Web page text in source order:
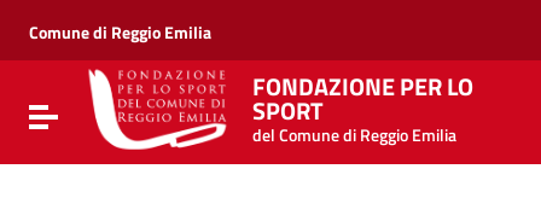
Vai al menu di navigazione
Vai al footer
Comune di Reggio Emilia
Attiva / disattiva la navigazione
FONDAZIONE PER LO
SPORT
del Comune di Reggio Emilia